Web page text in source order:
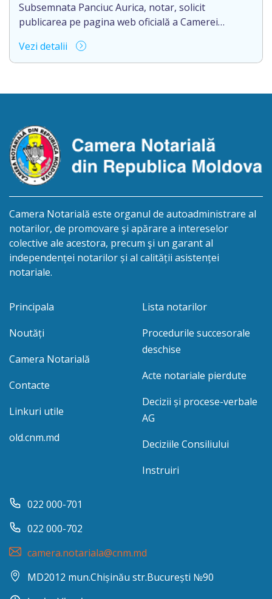
Subsemnata Panciuc Aurica, notar, solicit
publicarea pe pagina web oficială a Camerei
deschiderea procedurii succesorale cu următorul
conținut: Informație privind deschiderea procedurii
biroului la adresa: R.Moldova, or.Sîngerei,
procedurii succesorale în urma decesului
cet.Dumbrava Nadejda, cetățeană moldoveană, a.n.
20 aprilie […]
Vezi detalii
Camera Notarială este organul de autoadministrare al
notarilor, de promovare şi apărare a intereselor
colective ale acestora, precum şi un garant al
independenței notarilor și al calității asistenței
notariale.
Principala
Noutăți
Camera Notarială
Contacte
Linkuri utile
old.cnm.md
Lista notarilor
Procedurile succesorale
deschise
Acte notariale pierdute
Decizii și procese-verbale
AG
Deciziile Consiliului
Instruiri
022 000-701
022 000-702
camera.notariala@cnm.md
MD2012 mun.Chișinău str.București №90